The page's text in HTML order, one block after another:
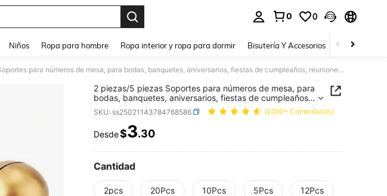
0 0
Niños Ropa para hombre Ropa interior y ropa para dormir Bisutería Y Accesorios Zapatos
2 piezas/5 piezas Soportes para números de mesa, para bodas, banquetes, aniversarios, fiestas de cumpleaños, reuniones, para exhibir tarjetas de lugar, notas y letreros de mesa, regreso a la escuela, útiles escolares
2 piezas/5 piezas Soportes para números de mesa, para
bodas, banquetes, aniversarios, fiestas de cumpleaños,
reuniones, para exhibir tarjetas de lugar, notas y letreros
de mesa, regreso a la escuela, útiles escolares
SKU: ss25021143784768586 (1000+ Comentarios)
PRICE AND AVAILABILITY
Desde$3.30
Cantidad
2pcs 20Pcs 10Pcs 5Pcs 12Pcs